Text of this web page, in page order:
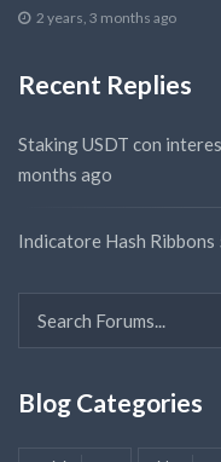
2 years, 3 months ago
Recent Replies
Staking USDT con
months ago
Indicatore Hash Ribbons
Blog Categories